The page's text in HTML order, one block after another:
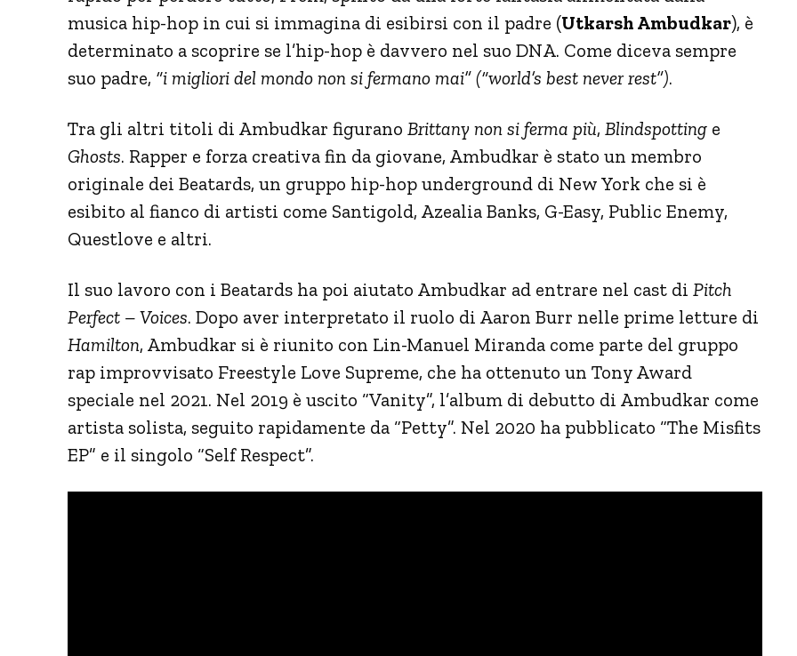
musica hip-hop in cui si immagina di esibirsi con il padre (Utkarsh Ambudkar), è
determinato a scoprire se l’hip-hop è davvero nel suo DNA. Come diceva sempre
suo padre, “i migliori del mondo non si fermano mai” (“world’s best never rest”).
Tra gli altri titoli di Ambudkar figurano Brittany non si ferma più, Blindspotting e
Ghosts. Rapper e forza creativa fin da giovane, Ambudkar è stato un membro
originale dei Beatards, un gruppo hip-hop underground di New York che si è
esibito al fianco di artisti come Santigold, Azealia Banks, G-Easy, Public Enemy,
Questlove e altri.
Il suo lavoro con i Beatards ha poi aiutato Ambudkar ad entrare nel cast di Pitch
Perfect – Voices. Dopo aver interpretato il ruolo di Aaron Burr nelle prime letture di
Hamilton, Ambudkar si è riunito con Lin-Manuel Miranda come parte del gruppo
rap improvvisato Freestyle Love Supreme, che ha ottenuto un Tony Award
speciale nel 2021. Nel 2019 è uscito “Vanity”, l’album di debutto di Ambudkar come
artista solista, seguito rapidamente da “Petty”. Nel 2020 ha pubblicato “The Misfits
EP” e il singolo “Self Respect”.